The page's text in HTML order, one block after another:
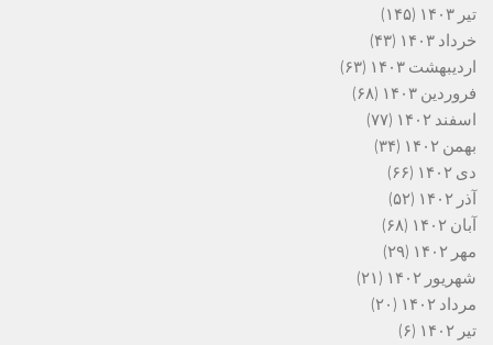
تیر ۱۴۰۳
(۱۴۵)
خرداد ۱۴۰۳
(۴۳)
اردیبهشت ۱۴۰۳
(۶۳)
فروردین ۱۴۰۳
(۶۸)
اسفند ۱۴۰۲
(۷۷)
بهمن ۱۴۰۲
(۳۴)
دی ۱۴۰۲
(۶۶)
آذر ۱۴۰۲
(۵۲)
آبان ۱۴۰۲
(۶۸)
مهر ۱۴۰۲
(۲۹)
شهریور ۱۴۰۲
(۲۱)
مرداد ۱۴۰۲
(۲۰)
تیر ۱۴۰۲
(۶)